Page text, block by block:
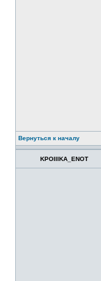
Вернуться к началу
KPOIIIKA_ENOT